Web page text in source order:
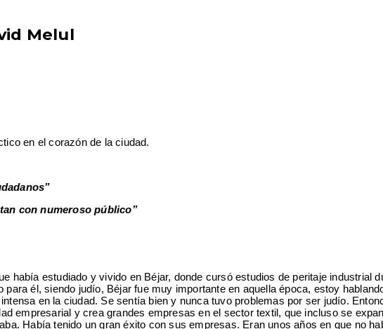
Melul
en el corazón de la ciudad.
con numeroso público”
había estudiado y vivido en Béjar, donde cursó estudios de peritaje industrial
él, siendo judío, Béjar fue muy importante en aquella época, estoy
en la ciudad. Se sentía bien y nunca tuvo problemas por ser judío.
empresarial y crea grandes empresas en el sector textil, que incluso se
Había tenido un gran éxito con sus empresas. Eran unos años en que no